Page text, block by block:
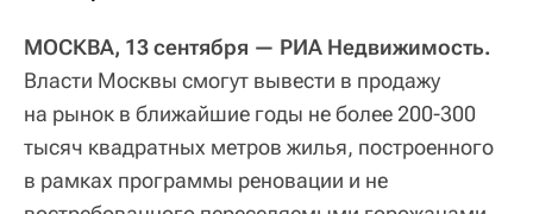
МОСКВА, 13 сентября — РИА Недвижимость.
Власти Москвы смогут вывести в продажу
на рынок в ближайшие годы не более 200-300
тысяч квадратных метров жилья, построенного
в рамках программы реновации и не